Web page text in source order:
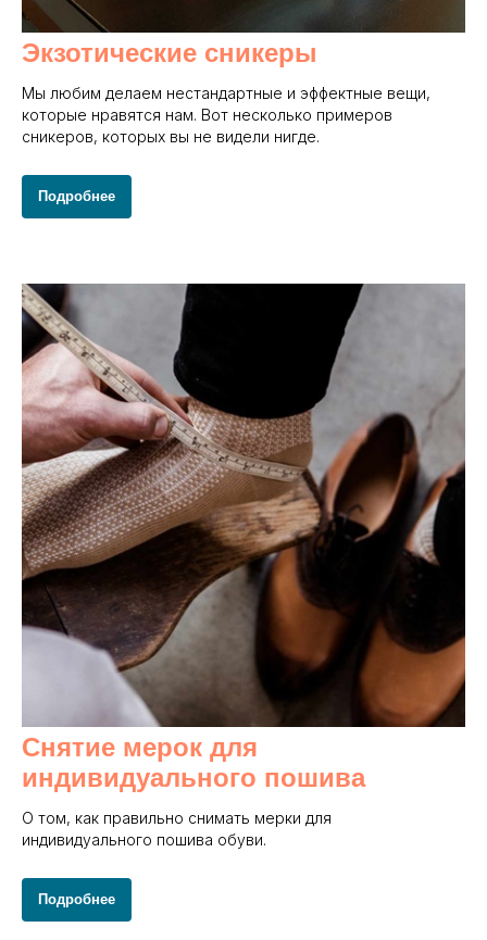
Экзотические сникеры
Мы любим делаем нестандартные и эффектные вещи,
которые нравятся нам. Вот несколько примеров
сникеров, которых вы не видели нигде.
Подробнее
Снятие мерок для
индивидуального пошива
О том, как правильно снимать мерки для
индивидуального пошива обуви.
Подробнее